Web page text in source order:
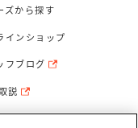
ズから探す
インショップ
フブログ
説